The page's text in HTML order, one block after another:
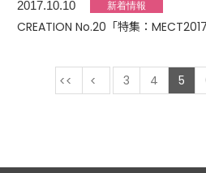
2017.10.10
CREATION No.20「特集：
最初 前
3 4 5